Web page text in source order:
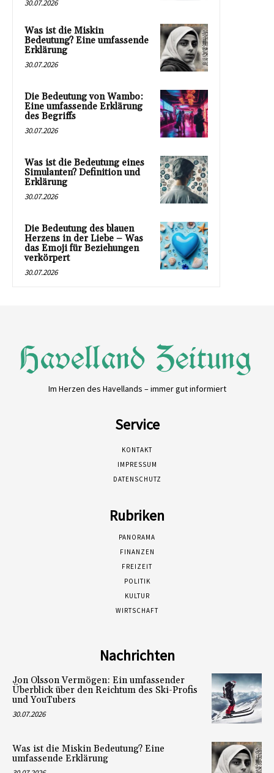
30.07.2026
Was ist die Miskin
Bedeutung? Eine umfassende
Erklärung
30.07.2026
Die Bedeutung von Wambo:
Eine umfassende Erklärung
des Begriffs
30.07.2026
Was ist die Bedeutung eines
Simulanten? Definition und
Erklärung
30.07.2026
Die Bedeutung des blauen
Herzens in der Liebe – Was
das Emoji für Beziehungen
verkörpert
30.07.2026
Im Herzen des Havellands – immer gut informiert
Service
KONTAKT
IMPRESSUM
DATENSCHUTZ
Rubriken
PANORAMA
FINANZEN
FREIZEIT
POLITIK
KULTUR
WIRTSCHAFT
Nachrichten
Jon Olsson Vermögen: Ein umfassender
Überblick über den Reichtum des Ski-Profis
und YouTubers
30.07.2026
Was ist die Miskin Bedeutung? Eine
umfassende Erklärung